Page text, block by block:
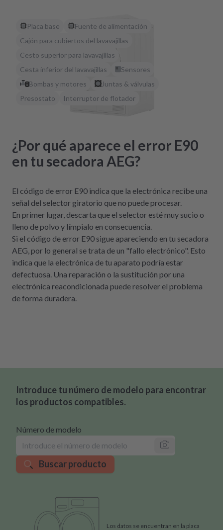
Placa base
Fuente de alimentación
Cajón para cubiertos del lavavajillas
Cesto superior para lavavajillas
Cesta inferior del lavavajillas
Sensores
Bombas y motores
Juntas & válvulas
Presostato
Interruptor de flotador
¿Por qué aparece el error E90
en tu secadora AEG?
El código de error E90 indica que la electrónica recibe una
señal del selector giratorio que no puede procesar.
En primer lugar, descarta que el selector esté muy sucio o
lleno de polvo y límpialo en consecuencia.
Si el código de error E90 sigue apareciendo en tu secadora
AEG, por lo general se trata de un "fallo electrónico". Esto
indica que la electrónica de tu aparato podría estar
defectuosa. Una reparación o la sustitución por una
electrónica reacondicionada puede resolver el problema
de forma duradera.
Introduce tu número de modelo para encontrar
los productos compatibles.
Número de modelo
Buscar producto
Los datos se encuentran en la placa